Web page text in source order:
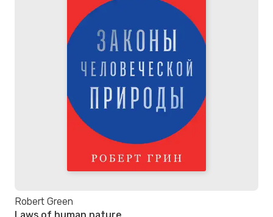
Robert Green